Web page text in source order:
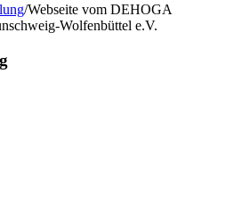
/Webseite vom DEHOGA
Wolfenbüttel e.V.